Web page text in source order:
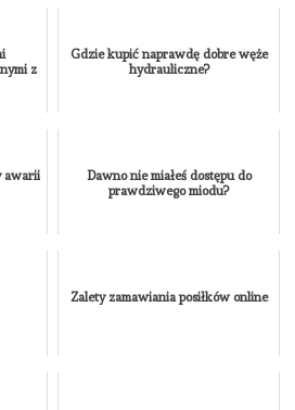
z
Gdzie kupić naprawdę dobre węże
hydrauliczne?
awarii
Dawno nie miałeś dostępu do
prawdziwego miodu?
Zalety zamawiania posiłków online